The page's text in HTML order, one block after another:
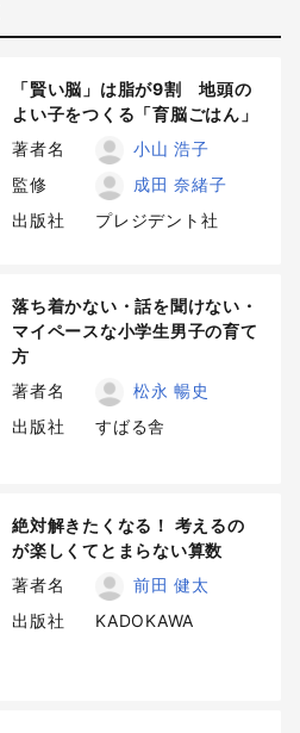
「賢い脳」は脂が9割 地頭の
よい子をつくる「育脳ごはん」
著者名
小山 浩子
監修
成田 奈緒子
出版社
プレジデント社
落ち着かない・話を聞けない・
マイペースな小学生男子の育て
方
著者名
松永 暢史
出版社
すばる舎
絶対解きたくなる！ 考えるの
が楽しくてとまらない算数
著者名
前田 健太
出版社
KADOKAWA